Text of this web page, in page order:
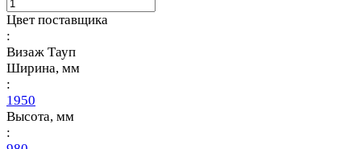
Цвет поставщика
:
Визаж Тауп
Ширина, мм
:
1950
Высота, мм
: